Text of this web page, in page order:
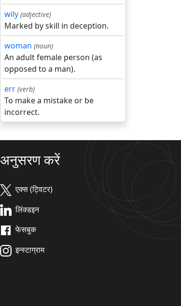
wily (adjective)
Marked by skill in deception.
woman (noun)
An adult female person (as
opposed to a man).
err (verb)
To make a mistake or be
incorrect.
अनुसरण करें
एक्स (ट्विटर)
लिंक्डइन
फेसबुक
इन्स्टाग्राम